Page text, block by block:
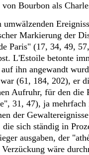
Bourbon als
umwälzenden
Markierung der
Paris" (17, 34, 49,
L'Estoile betonte
ihn angewandt
(61, 184, 202), er
Aufruhr, für den die
31, 47), ja
der
sich ständig in
ausgaben, der
wäre